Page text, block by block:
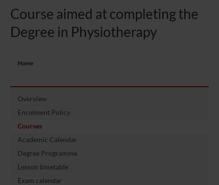
Course aimed at completing the
Degree in Physiotherapy
Home
Overview
Enrolment Policy
Courses
Academic Calendar
Degree Programme
Lesson timetable
Exam calendar